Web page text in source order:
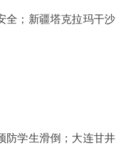
全；新疆塔克拉玛干沙
防学生滑倒；大连甘井